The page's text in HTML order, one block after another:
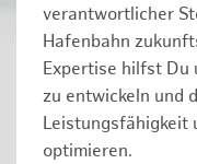
verantwortlicher
Hafenbahn
Expertise hilfst Du
zu entwickeln und
Leistungsfähigkeit
optimieren.